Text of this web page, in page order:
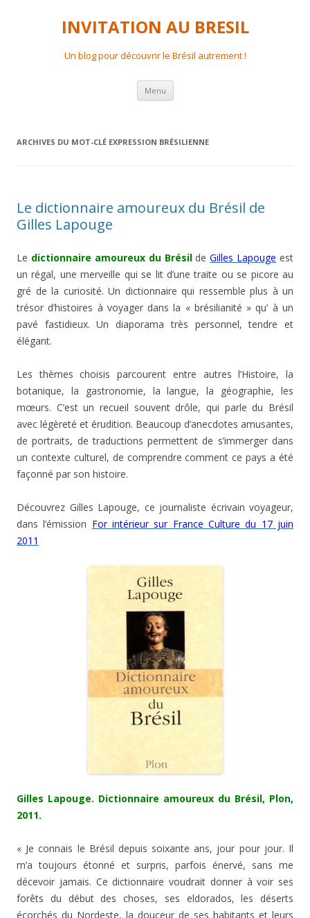
INVITATION AU BRESIL
Un blog pour découvrir le Brésil autrement !
Menu Aller
contenu
ARCHIVES DU MOT-CLÉ EXPRESSION BRÉSILIENNE
Le dictionnaire amoureux du Brésil de
Gilles Lapouge
Le dictionnaire amoureux du BrésildeGilles Lapouge est
un régal, une merveille qui se lit d’une traite ou se picore au
gré de la curiosité. Un dictionnaire qui ressemble plus à un
trésor d’histoires à voyager dans la « brésilianité » qu’ à un
pavé fastidieux. Un diaporama très personnel, tendre et
élégant.
Les thèmes choisis parcourent entre autres l’Histoire, la
botanique, la gastronomie, la langue, la géographie, les
mœurs. C’est un recueil souvent drôle, qui parle du Brésil
avec légèreté et érudition. Beaucoup d’anecdotes amusantes,
de portraits, de traductions permettent de s’immerger dans
un contexte culturel, de comprendre comment ce pays a été
façonné par son histoire.
Découvrez Gilles Lapouge, ce journaliste écrivain voyageur,
dans l’émission For intérieur sur France Culture du 17 juin
2011
Gilles Lapouge. Dictionnaire amoureux du Brésil, Plon,
2011.
« Je connais le Brésil depuis soixante ans, jour pour jour. Il
m’a toujours étonné et surpris, parfois énervé, sans me
décevoir jamais. Ce dictionnaire voudrait donner à voir ses
forêts du début des choses, ses eldorados, les déserts
écorchés du Nordeste, la douceur de ses habitants et leurs